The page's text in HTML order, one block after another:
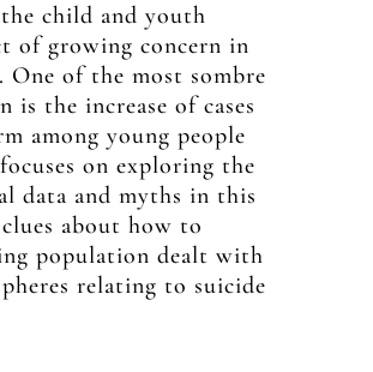
child and youth
of growing concern in
One of the most sombre
is the increase of cases
among young people
on exploring the
data and myths in this
about how to
population dealt with
relating to suicide